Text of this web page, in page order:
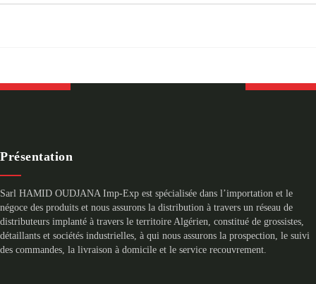
Présentation
Sarl HAMID OUDJANA Imp-Exp est spécialisée dans l’importation et le
négoce des produits et nous assurons la distribution à travers un réseau de
distributeurs implanté à travers le territoire Algérien, constitué de grossistes,
détaillants et sociétés industrielles, à qui nous assurons la prospection, le suivi
des commandes, la livraison à domicile et le service recouvrement.